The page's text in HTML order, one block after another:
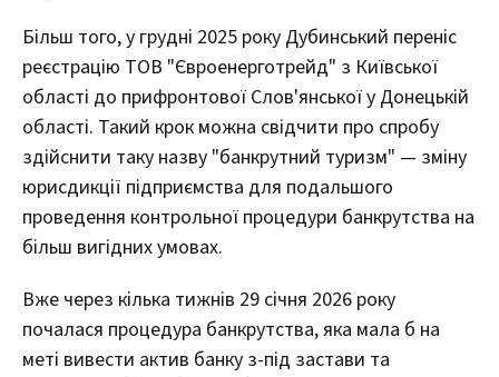
Більш того, у грудні 2025 року Дубинський переніс
реєстрацію ТОВ "Євроенерготрейд" з Київської
області до прифронтової Слов'янської у Донецькій
області. Такий крок можна свідчити про спробу
здійснити таку назву "банкрутний туризм" — зміну
юрисдикції підприємства для подальшого
проведення контрольної процедури банкрутства на
більш вигідних умовах.
Вже через кілька тижнів 29 січня 2026 року
почалася процедура банкрутства, яка мала б на
меті вивести актив банку з-під застави та